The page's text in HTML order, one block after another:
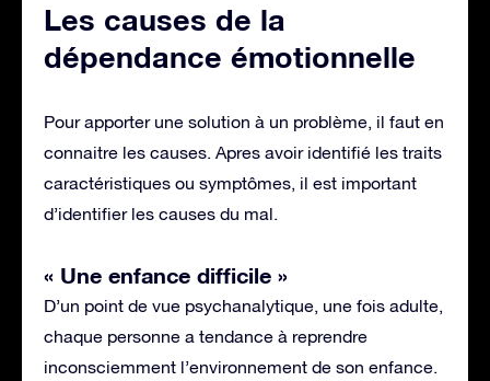
Les causes de la
dépendance émotionnelle
Pour apporter une solution à un problème, il faut en
connaitre les causes. Apres avoir identifié les traits
caractéristiques ou symptômes, il est important
d’identifier les causes du mal.
« Une enfance difficile »
D’un point de vue psychanalytique, une fois adulte,
chaque personne a tendance à reprendre
inconsciemment l’environnement de son enfance.